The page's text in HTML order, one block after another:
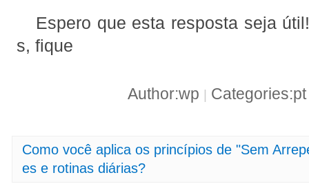
Espero que esta resposta seja
s, fique
Author:wp
Como você aplica os princípios de "Sem
es e rotinas diárias?